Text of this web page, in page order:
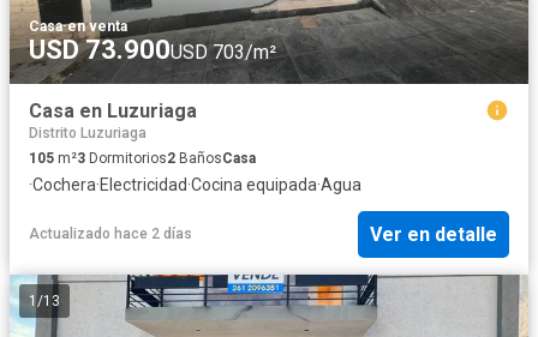
Casa·en venta
USD 73.900USD 703/m²
Casa en Luzuriaga
Distrito Luzuriaga
105 m²3 Dormitorios2 BañosCasa
·Cochera·Electricidad·Cocina equipada·Agua
Actualizado hace 2 días Ver en detalle
1/13